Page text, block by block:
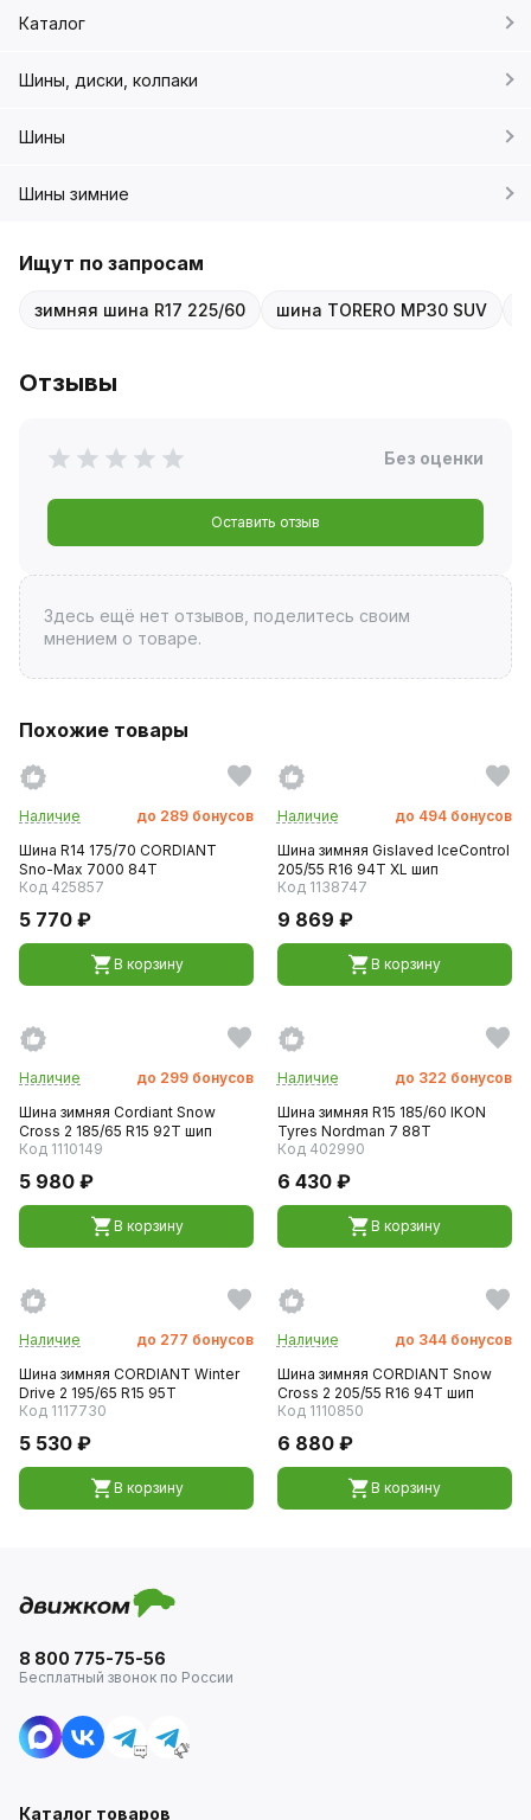
Каталог
Шины, диски, колпаки
Шины
Шины зимние
Ищут по запросам
зимняя шина R17 225/60 шина TORERO MP30 SUV
Отзывы
Без оценки
Оставить отзыв
Здесь ещё нет отзывов, поделитесь своим
мнением о товаре.
Похожие товары
Наличие до 289 бонусов
Шина R14 175/70 CORDIANT
Sno-Max 7000 84T
Код 425857
5 770 ₽
В корзину
Наличие до 494 бонусов
Шина зимняя Gislaved IceControl
205/55 R16 94T XL шип
Код 1138747
9 869 ₽
В корзину
Наличие до 299 бонусов
Шина зимняя Cordiant Snow
Cross 2 185/65 R15 92T шип
Код 1110149
5 980 ₽
В корзину
Наличие до 322 бонусов
Шина зимняя R15 185/60 IKON
Tyres Nordman 7 88T
Код 402990
6 430 ₽
В корзину
Наличие до 277 бонусов
Шина зимняя CORDIANT Winter
Drive 2 195/65 R15 95T
Код 1117730
5 530 ₽
В корзину
Наличие до 344 бонусов
Шина зимняя CORDIANT Snow
Cross 2 205/55 R16 94T шип
Код 1110850
6 880 ₽
В корзину
8 800 775-75-56
Бесплатный звонок по России
Каталог товаров